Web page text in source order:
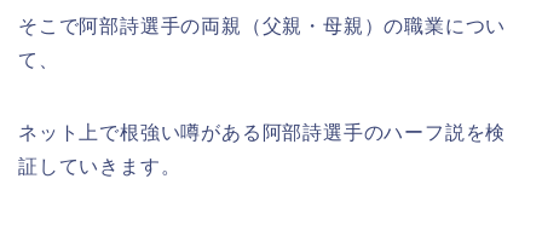
そこで阿部詩選手の両親（父親・母親）の職業につい
て、
ネット上で根強い噂がある阿部詩選手のハーフ説を検
証していきます。